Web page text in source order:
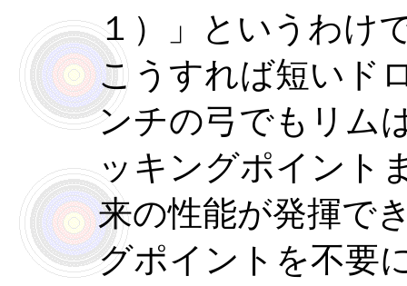
１）」というわけ
こうすれば短いド
ンチの弓でもリム
ッキングポイント
来の性能が発揮で
グポイントを不要